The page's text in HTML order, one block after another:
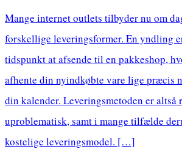
Mange internet outlets tilbyder nu om
forskellige leveringsformer. En yndling
tidspunkt at afsende til en pakkeshop,
afhente din nyindkøbte vare lige præcis
din kalender. Leveringsmetoden er altså
uproblematisk, samt i mange tilfælde
kostelige leveringsmodel. […]